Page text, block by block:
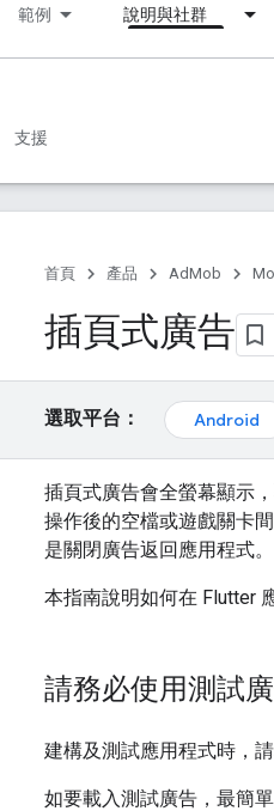
範例 說明與社群
支援
首頁 產品 AdMob
插頁式廣告
選取平台： Android
插頁式廣告會全螢幕顯示
操作後的空檔或遊戲關卡
是關閉廣告返回應用程式。
本指南說明如何在 Flutter
請務必使用測試
建構及測試應用程式時，
如要載入測試廣告，最簡